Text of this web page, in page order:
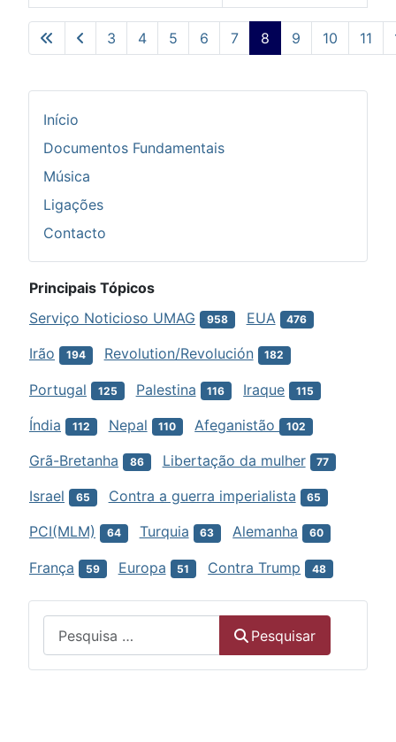
Artigos
Pág. 8 de 73
3 4 5 6 7 8 9 10 11
Início
Documentos Fundamentais
Música
Ligações
Contacto
Principais Tópicos
Serviço Noticioso UMAG
958 EUA 476
Irão 194 Revolution/Revolución 182
Portugal 125 Palestina 116 Iraque 115
Índia 112 Nepal 110 Afeganistão 102
Grã-Bretanha 86 Libertação da mulher 77
Israel 65 Contra a guerra imperialista 65
PCI(MLM) 64 Turquia 63 Alemanha 60
França 59 Europa 51 Contra Trump 48
Pesquisar